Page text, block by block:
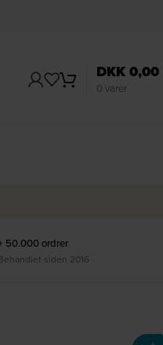
0 varer
DKK0,00
50.000 ordrer
siden 2016